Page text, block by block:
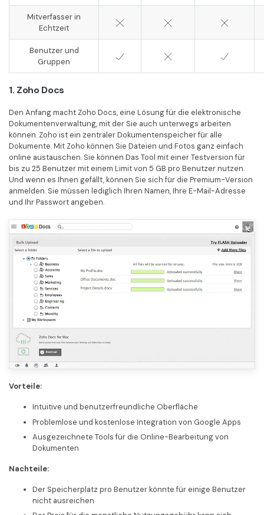
Mitverfasser in
Echtzeit
Benutzer und
Gruppen
1. Zoho Docs
Den Anfang macht Zoho Docs, eine Lösung für die elektronische
Dokumentenverwaltung, mit der Sie auch unterwegs arbeiten
können. Zoho ist ein zentraler Dokumentenspeicher für alle
Dokumente. Mit Zoho können Sie Dateien und Fotos ganz einfach
online austauschen. Sie können Das Tool mit einer Testversion für
bis zu 25 Benutzer mit einem Limit von 5 GB pro Benutzer nutzen.
Und wenn es Ihnen gefällt, können Sie sich für die Premium-Version
anmelden. Sie müssen lediglich Ihren Namen, Ihre E-Mail-Adresse
und Ihr Passwort angeben.
Vorteile:
Intuitive und benutzerfreundliche Oberfläche
Problemlose und kostenlose Integration von Google Apps
Ausgezeichnete Tools für die Online-Bearbeitung von
Dokumenten
Nachteile:
Der Speicherplatz pro Benutzer könnte für einige Benutzer
nicht ausreichen